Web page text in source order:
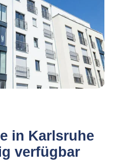
in Karlsruhe
verfügbar